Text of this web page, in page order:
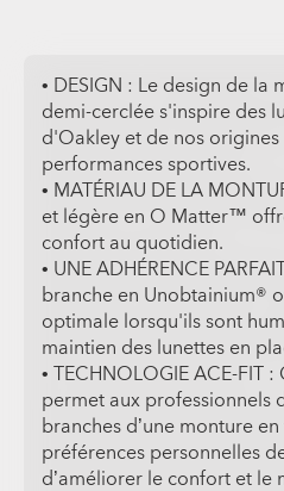
• DESIGN : Le design de
demi-cerclée s'inspire des
d'Oakley et de nos origines
performances sportives.
• MATÉRIAU DE LA
et légère en O Matter™
confort au quotidien.
• UNE ADHÉRENCE
branche en Unobtainium®
optimale lorsqu'ils sont
maintien des lunettes en
• TECHNOLOGIE ACE-FIT
permet aux professionnels
branches d’une monture
préférences personnelles
d’améliorer le confort et le